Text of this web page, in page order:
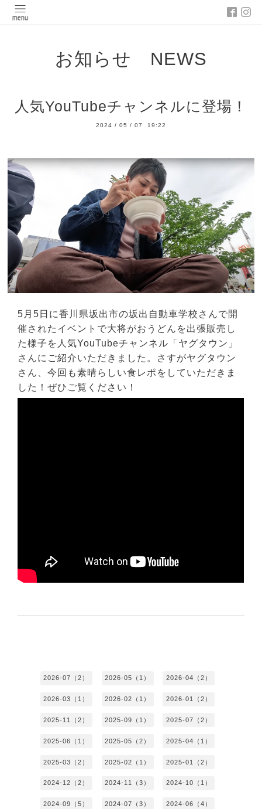
お知らせ NEWS
人気YouTubeチャンネルに登場！
2024 / 05 / 07 19:22
5月5日に香川県坂出市の坂出自動車学校さんで開
催されたイベントで大将がおうどんを出張販売し
た様子を人気YouTubeチャンネル「ヤグタウン」
さんにご紹介いただきました。さすがヤグタウン
さん、今回も素晴らしい食レポをしていただきま
した！ぜひご覧ください！
2026-07（2） 2026-05（1） 2026-04（2）
2026-03（1） 2026-02（1） 2026-01（2）
2025-11（2） 2025-09（1） 2025-07（2）
2025-06（1） 2025-05（2） 2025-04（1）
2025-03（2） 2025-02（1） 2025-01（2）
2024-12（2） 2024-11（3） 2024-10（1）
2024-09（5） 2024-07（3） 2024-06（4）